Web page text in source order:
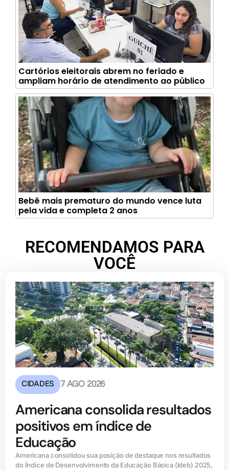
Cartórios eleitorais abrem no feriado e
ampliam horário de atendimento ao público
Bebê mais prematuro do mundo vence luta
pela vida e completa 2 anos
RECOMENDAMOS PARA
VOCÊ
CIDADES 7 AGO 2026
Americana consolida resultados
positivos em índice de
Educação
Americana consolidou sua posição de destaque nos resultados
do Índice de Desenvolvimento da Educação Básica (ldeb) 2025,